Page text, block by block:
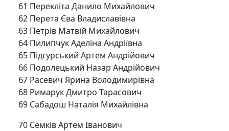
61 Перекліта Данило Михайлович
62 Перета Єва Владиславівна
63 Петрів Матвій Михайлович
64 Пилипчук Аделіна Андріївна
65 Підгурський Артем Андрійович
66 Подолецький Назар Андрійович
67 Расевич Ярина Володимирівна
68 Римарук Дмитро Тарасович
69 Сабадош Наталія Михайлівна
70 Семків Артем Іванович